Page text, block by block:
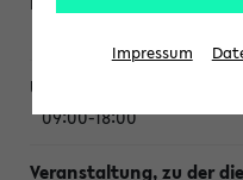
09:00-18:00
Impressum